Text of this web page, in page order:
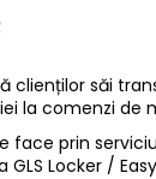
clienților săi
la comenzi de
face prin
GLS Locker /